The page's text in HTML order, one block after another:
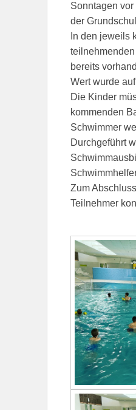
Sonntagen
der
In den jeweils
bereits
Wert wurde
Die Kinder
kommenden
Schwimmer
Durchgeführt
Zum
Teilnehmer